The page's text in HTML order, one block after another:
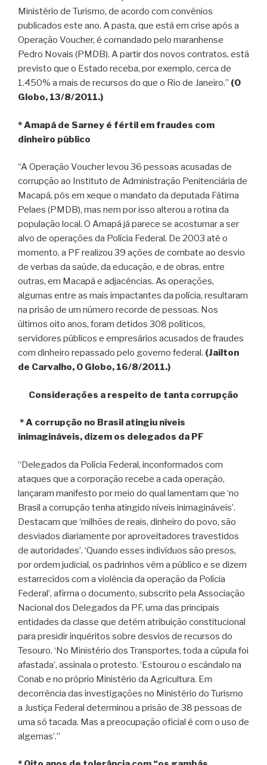
Ministério de Turismo, de acordo com convênios
publicados este ano. A pasta, que está em crise após a
Operação Voucher, é comandado pelo maranhense
Pedro Novais (PMDB). A partir dos novos contratos, está
previsto que o Estado receba, por exemplo, cerca de
1.450% a mais de recursos do que o Rio de Janeiro.” (O
Globo, 13/8/2011.)
* Amapá de Sarney é fértil em fraudes com
dinheiro público
“A Operação Voucher levou 36 pessoas acusadas de
corrupção ao Instituto de Administração Penitenciária de
Macapá, pôs em xeque o mandato da deputada Fátima
Pelaes (PMDB), mas nem por isso alterou a rotina da
população local. O Amapá já parece se acostumar a ser
alvo de operações da Polícia Federal. De 2003 até o
momento, a PF realizou 39 ações de combate ao desvio
de verbas da saúde, da educação, e de obras, entre
outras, em Macapá e adjacências. As operações,
algumas entre as mais impactantes da polícia, resultaram
na prisão de um número recorde de pessoas. Nos
últimos oito anos, foram detidos 308 políticos,
servidores públicos e empresários acusados de fraudes
com dinheiro repassado pelo governo federal. (Jailton
de Carvalho, O Globo, 16/8/2011.)
Considerações a respeito de tanta corrupção
* A corrupção no Brasil atingiu níveis
inimagináveis, dizem os delegados da PF
“Delegados da Polícia Federal, inconformados com
ataques que a corporação recebe a cada operação,
lançaram manifesto por meio do qual lamentam que ‘no
Brasil a corrupção tenha atingido níveis inimagináveis’.
Destacam que ‘milhões de reais, dinheiro do povo, são
desviados diariamente por aproveitadores travestidos
de autoridades’. ‘Quando esses indivíduos são presos,
por ordem judicial, os padrinhos vêm a público e se dizem
estarrecidos com a violência da operação da Polícia
Federal’, afirma o documento, subscrito pela Associação
Nacional dos Delegados da PF, uma das principais
entidades da classe que detém atribuição constitucional
para presidir inquéritos sobre desvios de recursos do
Tesouro. ‘No Ministério dos Transportes, toda a cúpula foi
afastada’, assinala o protesto. ‘Estourou o escândalo na
Conab e no próprio Ministério da Agricultura. Em
decorrência das investigações no Ministério do Turismo
a Justiça Federal determinou a prisão de 38 pessoas de
uma só tacada. Mas a preocupação oficial é com o uso de
algemas’.”